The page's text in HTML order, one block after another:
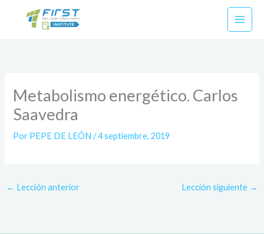
Metabolismo energético. Carlos
Saavedra
Por PEPE DE LEÓN/4 septiembre, 2019
← Lección anterior Lección siguiente →